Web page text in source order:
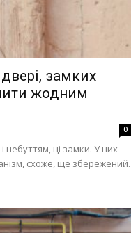
замких
жодним
0
небуттям, ці замки. У них
схоже, ще збережений.